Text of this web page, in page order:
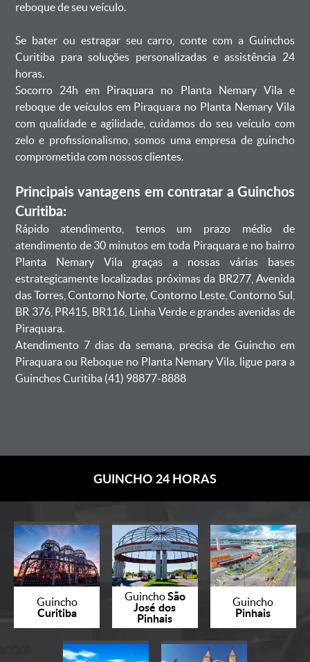
reboque de seu veículo.
Se bater ou estragar seu carro, conte com a Guinchos
Curitiba para soluções personalizadas e assistência 24
horas.
Socorro 24h em Piraquara no Planta Nemary Vila e
reboque de veículos em Piraquara no Planta Nemary Vila
com qualidade e agilidade, cuidamos do seu veículo com
zelo e profissionalismo, somos uma empresa de guincho
comprometida com nossos clientes.
Principais vantagens em contratar a Guinchos
Curitiba:
Rápido atendimento, temos um prazo médio de
atendimento de 30 minutos em toda Piraquara e no bairro
Planta Nemary Vila graças a nossas várias bases
estrategicamente localizadas próximas da BR277, Avenida
das Torres, Contorno Norte, Contorno Leste, Contorno Sul,
BR 376, PR415, BR116, Linha Verde e grandes avenidas de
Piraquara.
Atendimento 7 dias da semana, precisa de Guincho em
Piraquara ou Reboque no Planta Nemary Vila, ligue para a
Guinchos Curitiba (41) 98877-8888
GUINCHO 24 HORAS
Guincho
Curitiba
GuinchoSão
José dos
Pinhais
Guincho
Pinhais